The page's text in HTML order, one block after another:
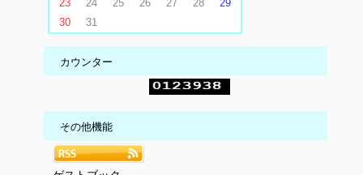
23
24 25 26 27 28
29
30
31
カウンター
その他機能